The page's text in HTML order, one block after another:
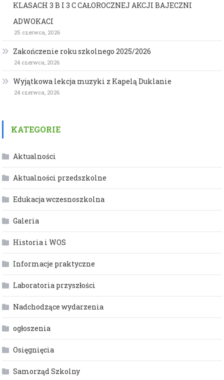
KLASACH 3 B I 3 C CAŁOROCZNEJ AKCJI BAJECZNI
ADWOKACI
25 czerwca, 2026
Zakończenie roku szkolnego 2025/2026
24 czerwca, 2026
Wyjątkowa lekcja muzyki z Kapelą Duklanie
24 czerwca, 2026
KATEGORIE
Aktualności
Aktualności przedszkolne
Edukacja wczesnoszkolna
Galeria
Historia i WOS
Informacje praktyczne
Laboratoria przyszłości
Nadchodzące wydarzenia
ogłoszenia
Osięgnięcia
Samorząd Szkolny